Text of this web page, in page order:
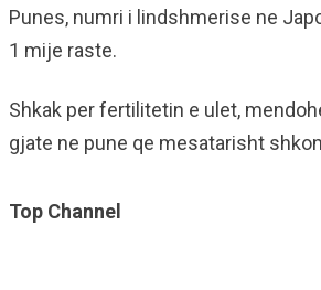
Punes, numri i lindshmerise ne
1 mije raste.
Shkak per fertilitetin e ulet,
gjate ne pune qe mesatarisht
Top Channel